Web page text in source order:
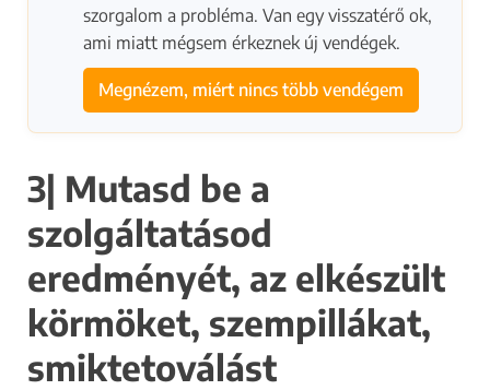
szorgalom a probléma. Van egy visszatérő ok,
ami miatt mégsem érkeznek új vendégek.
Megnézem, miért nincs több vendégem
3| Mutasd be a
szolgáltatásod
eredményét, az elkészült
körmöket, szempillákat,
smiktetoválást